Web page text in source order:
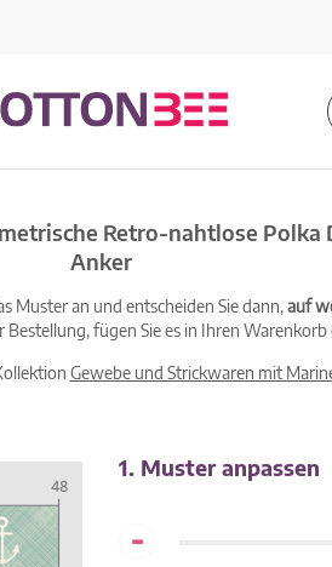
Retro-nahtlose
Anker
Muster an und entscheiden Sie dann,auf
Bestellung, fügen Sie es in Ihren
Gewebe und Strickwaren mit
1. Muster anpassen
-